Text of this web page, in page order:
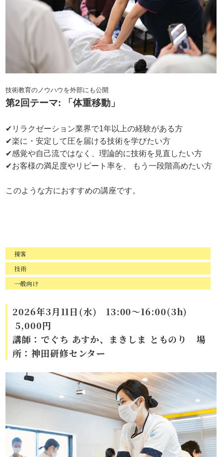
技術教育のノウハウを外部にも公開
第2回テーマ: 「体重移動」
✔リラクゼーション業界で1年以上の経験がある方
✔楽に・安定して圧を届ける技術を学びたい方
✔感覚や自己流ではなく、理論的に技術を見直したい方
✔お客様の満足度やリピート率を、 もう一段階高めたい方
このような方におすすめの講座です。
接客
技術
一般向け
2026年3月11日(水) 13:00～16:00(3h)
5,000円
講師：でぐち あすか、まきしま とものり 場
所：神田研修センター